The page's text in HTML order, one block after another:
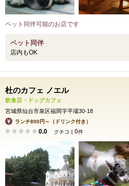
ペット同伴可能のお店です
ペット同伴
店内もOK
杜のカフェ ノエル
飲食店・ドッグカフェ
宮城県仙台市泉区福岡字平場30-18
ランチ800円～（ドリンク付き）
0.0 クチコミ 0件